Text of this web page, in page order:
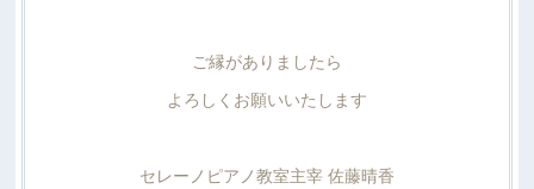
ご縁がありましたら
よろしくお願いいたします
セレーノピアノ教室主宰 佐藤晴香